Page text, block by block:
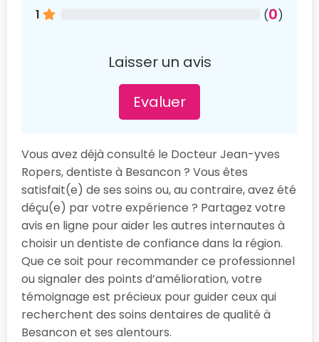
1
(0)
Laisser un avis
Evaluer
Vous avez déjà consulté le Docteur Jean-yves
Ropers, dentiste à Besancon ? Vous êtes
satisfait(e) de ses soins ou, au contraire, avez été
déçu(e) par votre expérience ? Partagez votre
avis en ligne pour aider les autres internautes à
choisir un dentiste de confiance dans la région.
Que ce soit pour recommander ce professionnel
ou signaler des points d’amélioration, votre
témoignage est précieux pour guider ceux qui
recherchent des soins dentaires de qualité à
Besancon et ses alentours.